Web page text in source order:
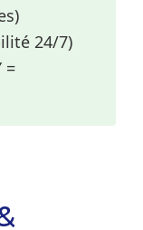
24/7)
=